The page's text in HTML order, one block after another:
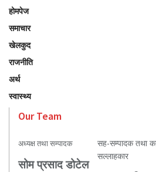
होमपेज
समाचार
खेलकुद
राजनीति
अर्थ
स्वास्थ्य
Our Team
अध्यक्ष तथा सम्पादक
सोम प्रसाद डोटेल
सह-सम्पादक तथा
सल्लाहकार